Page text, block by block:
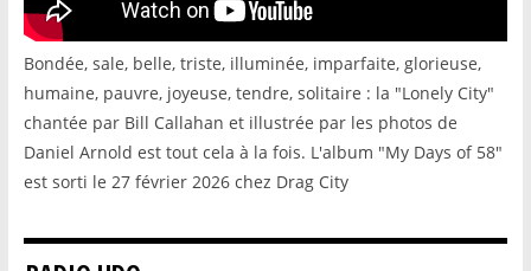
Bondée, sale, belle, triste, illuminée, imparfaite, glorieuse,
humaine, pauvre, joyeuse, tendre, solitaire : la "Lonely City"
chantée par Bill Callahan et illustrée par les photos de
Daniel Arnold est tout cela à la fois. L'album "My Days of 58"
est sorti le 27 février 2026 chez Drag City